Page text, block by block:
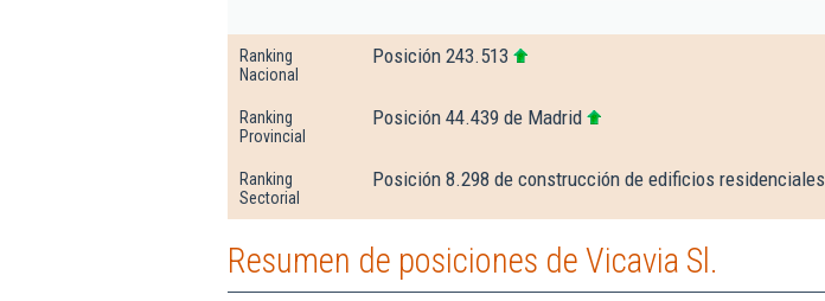
Ranking
Nacional
Posición 243.513
Ranking
Provincial
Posición 44.439 de Madrid
Ranking
Sectorial
Posición 8.298 de construcción de edificios residenciales
Resumen de posiciones de Vicavia Sl.